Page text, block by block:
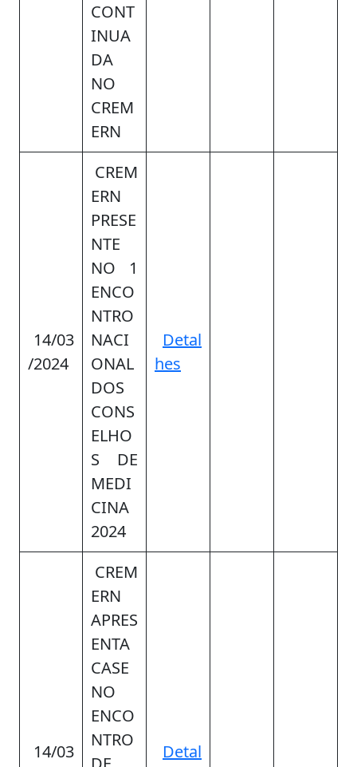
CONT
INUA
DA
NO
CREM
ERN
14/03
/2024
CREM
ERN
PRESE
NTE
NO 1
ENCO
NTRO
NACI
ONAL
DOS
CONS
ELHO
S DE
MEDI
CINA
2024
Detal
hes
14/03
CREM
ERN
APRES
ENTA
CASE
NO
ENCO
NTRO
Detal